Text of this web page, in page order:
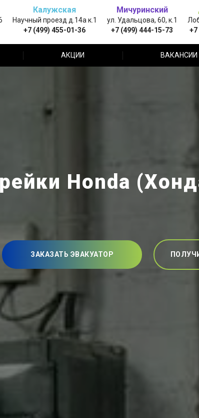
Калужская
Научный проезд д.14а к.1
+7 (499) 455-01-36
Мичуринский
ул. Удальцова, 60, к.1
+7 (499) 444-15-73
АКЦИИ ВАКАНСИИ
Honda
ЗАКАЗАТЬ ЭВАКУАТОР